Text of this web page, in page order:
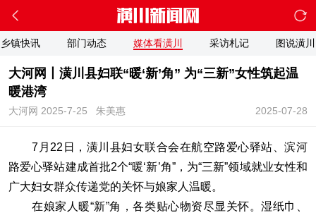
乡镇快讯 部门动态 媒体看潢川 采访札记 图说潢川
大河网丨潢川县妇联“暖‘新’角” 为“三新”女性筑起温
暖港湾
2025-07-28
大河网 2025-7-25 朱美惠
7月22日，潢川县妇女联合会在航空路爱心驿站、滨河
路爱心驿站建成首批2个“暖‘新’角”，为“三新”领域就业女性和
广大妇女群众传递党的关怀与娘家人温暖。
在娘家人暖“新”角，各类贴心物资尽显关怀。湿纸巾、